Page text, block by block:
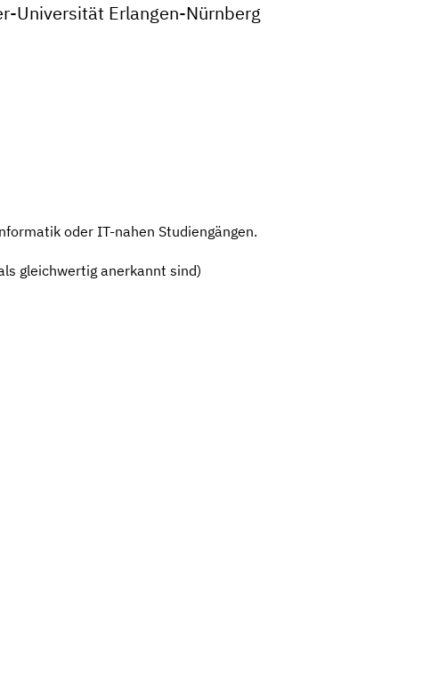
Universität Erlangen-Nürnberg
oder IT-nahen Studiengängen.
gleichwertig anerkannt sind)